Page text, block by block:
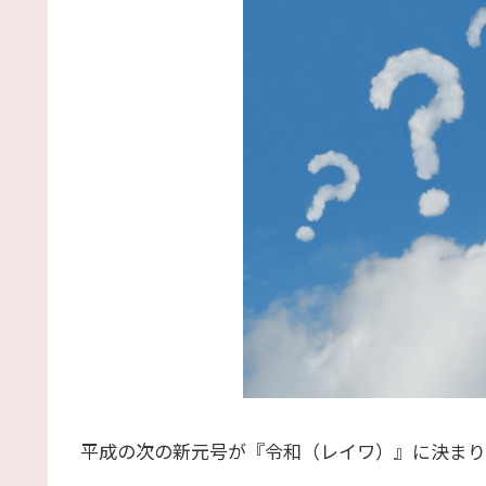
平成の次の新元号が『令和（レイワ）』に決ま